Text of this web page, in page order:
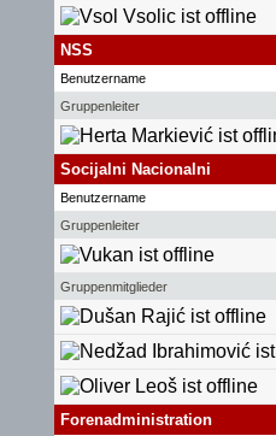
NSS
Benutzername
Gruppenleiter
Socijalni Nacionalni
Benutzername
Gruppenleiter
Gruppenmitglieder
Forenadministration